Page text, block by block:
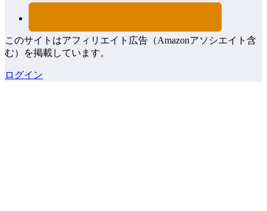
このサイトはアフィリエイト広告（Amazonアソシエイト含
む）を掲載しています。
ログイン